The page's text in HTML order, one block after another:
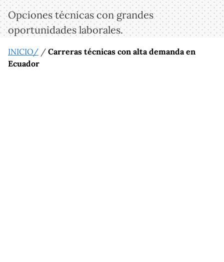
Opciones técnicas con grandes
oportunidades laborales.
INICIO/ / Carreras técnicas con alta demanda en
Ecuador